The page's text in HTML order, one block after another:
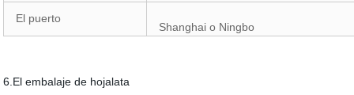
El puerto
Shanghai o Ningbo
6.El embalaje de hojalata